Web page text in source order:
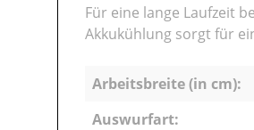
Für eine lange Laufzeit
Akkukühlung sorgt für
Arbeitsbreite (in cm):
Auswurfart: